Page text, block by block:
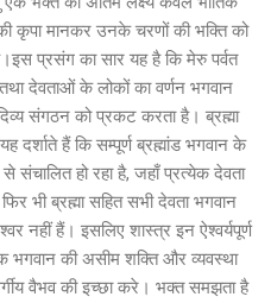
कृपा मानकर उनके चरणों की भक्ति को
प्रसंग का सार यह है कि मेरु पर्वत
देवताओं के लोकों का वर्णन भगवान
संगठन को प्रकट करता है। ब्रह्मा
दर्शाते हैं कि सम्पूर्ण ब्रह्मांड भगवान के
हो रहा है, जहाँ प्रत्येक देवता
भी ब्रह्मा सहित सभी देवता भगवान
नहीं हैं। इसलिए शास्त्र इन ऐश्वर्यपूर्ण
भगवान की असीम शक्ति और व्यवस्था
वैभव की इच्छा करे। भक्त समझता है